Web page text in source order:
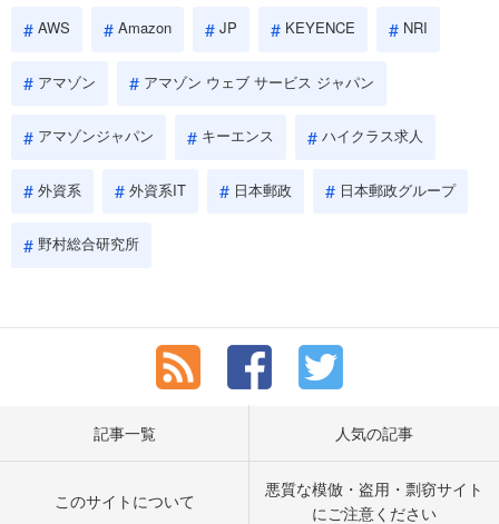
AWS Amazon JP KEYENCE NRI
アマゾン アマゾン ウェブ サービス ジャパン
アマゾンジャパン キーエンス ハイクラス求人
外資系 外資系IT 日本郵政 日本郵政グループ
野村総合研究所
記事一覧 人気の記事
このサイトについて
悪質な模倣・盗用・剽窃サイト
にご注意ください